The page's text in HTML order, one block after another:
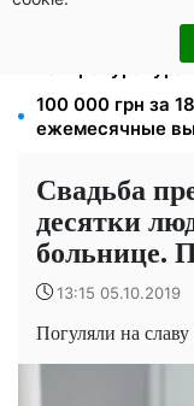
объяснил, как
1577 человек
100 000 грн за
ежемесячные
Свадьба
десятки
больнице.
13:15 05.10.2019
Погуляли на славу